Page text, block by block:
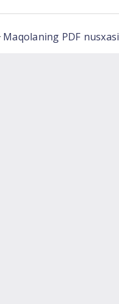
Maqolaning PDF nusxasi